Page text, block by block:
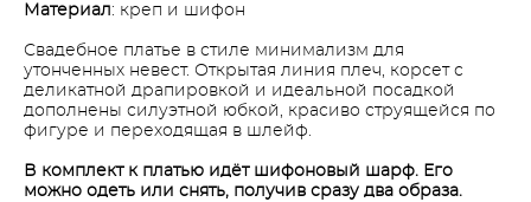
Материал: креп и шифон
Свадебное платье в стиле минимализм для
утонченных невест. Открытая линия плеч, корсет с
деликатной драпировкой и идеальной посадкой
дополнены силуэтной юбкой, красиво струящейся по
фигуре и переходящая в шлейф.
В комплект к платью идёт шифоновый шарф. Его
можно одеть или снять, получив сразу два образа.